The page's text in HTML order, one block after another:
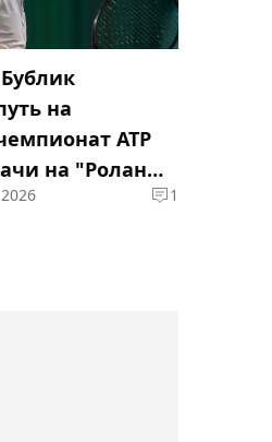
состав
по тяжёлой
Азиаду
на
ATP
на "Ролан
1